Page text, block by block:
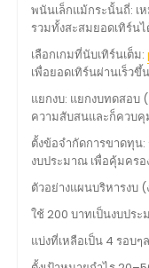
พนันเล็กแม้กระนั้นถี่: เ
รวมทั้งสะสมยอดเทิร์น
เลือกเกมที่นับเทิร์นเต็ม:
เพื่อยอดเทิร์นผ่านเร็วขึ้น
แยกงบ: แยกงบทดสอบ
ความสับสนและก็ควบคุ
ตั้งข้อจำกัดการขาดทุน
งบประมาณ เพื่อคุ้มคร
ตัวอย่างแผนบริหารงบ
ใช้ 200 บาทเป็นงบปร
แบ่งที่เหลือเป็น 4 รอบๆ